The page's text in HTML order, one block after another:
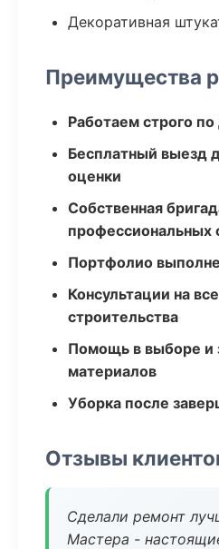
Декоративная
Преимущества
Работаем строго
Бесплатный выезд
оценки
Собственная
профессиональных
Портфолио
Консультации на
строительства
Помощь в выборе и
материалов
Уборка после
Отзывы
Сделали ремонт
Мастера -